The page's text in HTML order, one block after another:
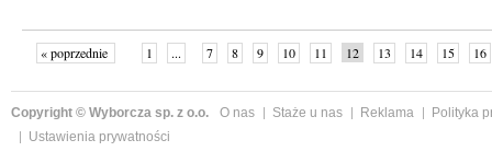
« poprzednie 1 ... 7 8 9 10 11 12 13 14 15 16
Copyright © Wyborcza sp. z o.o. O nas Staże u nas Reklama
Polityka
Ustawienia prywatności